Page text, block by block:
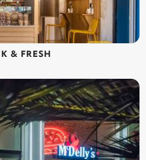
& FRESH